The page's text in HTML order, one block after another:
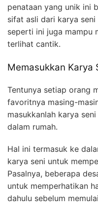
penataan yang unik ini
sifat asli dari karya
seperti ini juga mampu
terlihat cantik.
Memasukkan Karya
Tentunya setiap orang
favoritnya masing-
masukkanlah karya
dalam rumah.
Hal ini termasuk ke
karya seni untuk
Pasalnya, beberapa
untuk memperhatikan
dahulu sebelum